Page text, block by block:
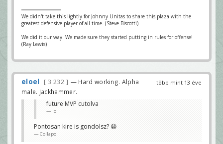
We didn't take this lightly for Johnny Unitas to share this plaza with the
greatest defensive player of all time. (Steve Biscotti)
We did it our way. We made sure they started putting in rules for offense!
(Ray Lewis)
több mint 13 éve
eloel 3 232
— Hard working. Alpha
male. Jackhammer.
future MVP cutolva
lol
Pontosan kire is gondolsz? 😀
Collapo